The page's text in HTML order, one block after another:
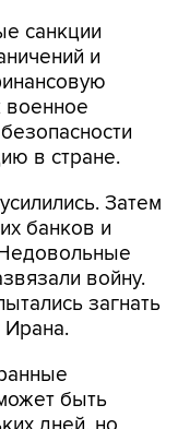
санкции
и
военное
в стране.
Затем
банков и
войну.
загнать
Ирана.
быть